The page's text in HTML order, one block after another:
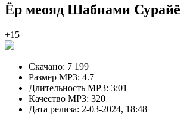
Ёр меояд Шабнами Сурайё
+15
Скачано: 7 199
Размер MP3: 4.7
Длительность MP3: 3:01
Качество MP3: 320
Дата релиза: 2-03-2024, 18:48